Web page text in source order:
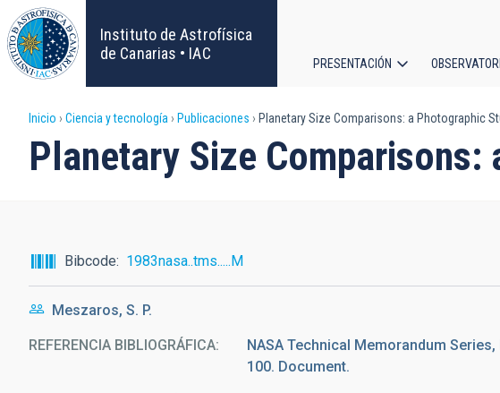
Pasar
al
contenido
principal
Instituto de Astrofísica
de Canarias • IAC
principal
PRESENTACIÓN
Sobrescribir
enlaces
ayuda
a
la
Inicio Ciencia y tecnología Publicaciones Planetary Size Comparisons: a Photographic
Planetary Size Comparisons:
Bibcode 1983nasa..tms.....M
Meszaros, S. P.
REFERENCIA BIBLIOGRÁFICA
NASA Technical Memorandum Series,
100. Document.